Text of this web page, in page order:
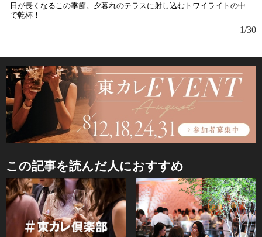
日が長くなるこの季節。夕暮れのテラスに射し込むトワイライトの中
で乾杯！
1/30
この記事を読んだ人におすすめ